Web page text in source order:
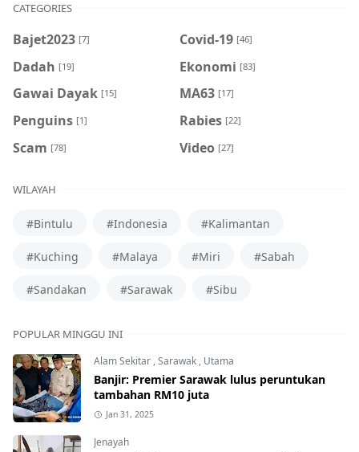
CATEGORIES
Bajet2023 [7] Covid-19 [46]
Dadah [19] Ekonomi [83]
Gawai Dayak [15] MA63 [17]
Penguins [1] Rabies [22]
Scam [78] Video [27]
WILAYAH
#Bintulu #Indonesia #Kalimantan
#Kuching #Malaya #Miri #Sabah
#Sandakan #Sarawak #Sibu
POPULAR MINGGU INI
Alam Sekitar,Sarawak, Utama
Banjir: Premier Sarawak lulus peruntukan
tambahan RM10 juta
Jan 31, 2025
Jenayah